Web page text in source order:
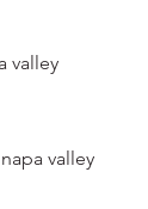
valley
valley